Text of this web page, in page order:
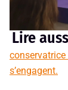
Lire
s’engagent.